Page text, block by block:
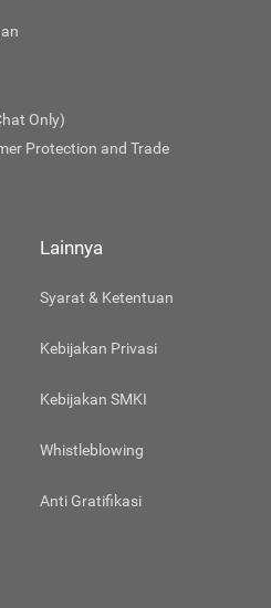
Only)
Protection and Trade
Lainnya
Syarat & Ketentuan
Kebijakan Privasi
Kebijakan SMKI
Whistleblowing
Anti Gratifikasi